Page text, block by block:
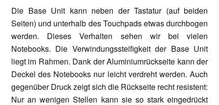
Die Base Unit kann neben der Tastatur (auf beiden
Seiten) und unterhalb des Touchpads etwas durchbogen
werden. Dieses Verhalten sehen wir bei vielen
Notebooks. Die Verwindungssteifigkeit der Base Unit
liegt im Rahmen. Dank der Aluminiumrückseite kann der
Deckel des Notebooks nur leicht verdreht werden. Auch
gegenüber Druck zeigt sich die Rückseite recht resistent:
Nur an wenigen Stellen kann sie so stark eingedrückt